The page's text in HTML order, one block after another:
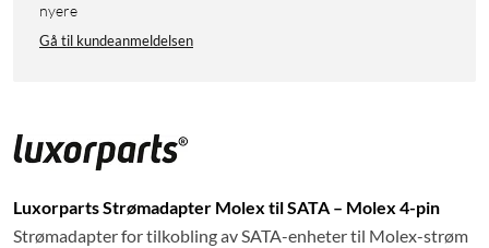
nyere
Gå til kundeanmeldelsen
Luxorparts Strømadapter Molex til SATA – Molex 4-pin
Strømadapter for tilkobling av SATA-enheter til Molex-strøm